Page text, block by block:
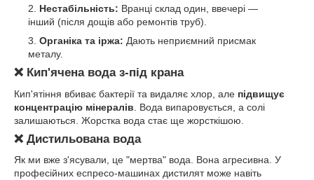
Нестабільність: Вранці склад один, ввечері —
інший (після дощів або ремонтів труб).
Органіка та іржа: Дають неприємний присмак
металу.
❌ Кип'ячена вода з-під крана
Кип'ятіння вбиває бактерії та видаляє хлор, але підвищує
концентрацію мінералів . Вода випаровується, а солі
залишаються. Жорстка вода стає ще жорсткішою.
❌ Дистильована вода
Як ми вже з'ясували, це "мертва" вода. Вона агресивна. У
професійних еспресо-машинах дистилят може навіть